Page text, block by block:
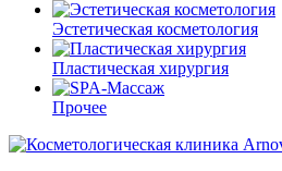
Эстетическая косметология
Пластическая хирургия
Прочее